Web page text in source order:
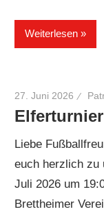
Weiterlesen
27. Juni 2026
Liebe
euch herzlich zu
Juli 2026 um
Brettheimer